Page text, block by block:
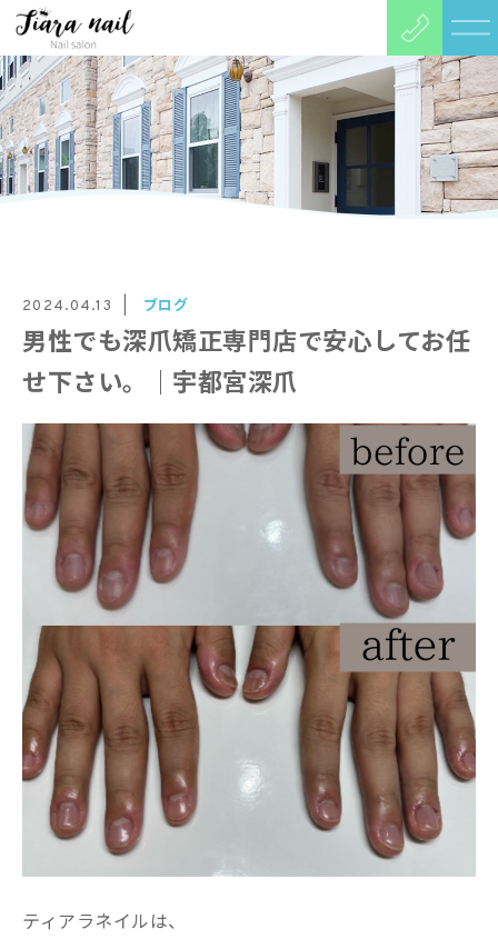
2024.04.13 ブログ
男性でも深爪矯正専門店で安心してお任
せ下さい。｜宇都宮深爪
ティアラネイルは、